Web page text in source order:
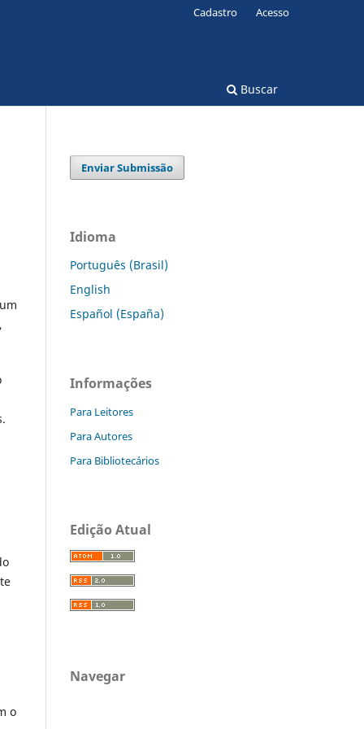
Buscar
Cadastro Acesso
o
Enviar Submissão
Idioma
Português (Brasil)
English
Español (España)
Informações
Para Leitores
Para Autores
Para Bibliotecários
Edição Atual
Navegar